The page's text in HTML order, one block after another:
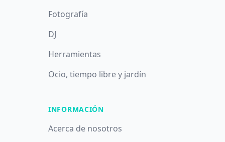
Fotografía
DJ
Herramientas
Ocio, tiempo libre y jardín
INFORMACIÓN
Acerca de nosotros